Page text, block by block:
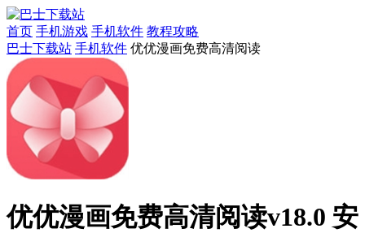
首页 手机游戏 手机软件 教程攻略
巴士下载站 手机软件 优优漫画免费高清阅读
优优漫画免费高清阅读v18.0 安